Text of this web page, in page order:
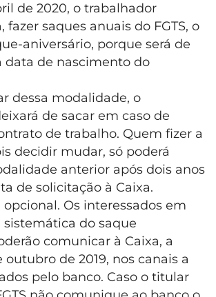
de 2020, o trabalhador
fazer saques anuais do FGTS, o
aniversário, porque será de
data de nascimento do
dessa modalidade, o
de sacar em caso de
de trabalho. Quem fizer a
decidir mudar, só poderá
anterior após dois anos
de solicitação à Caixa.
Os interessados em
sistemática do saque
comunicar à Caixa, a
outubro de 2019, nos canais a
pelo banco. Caso o titular